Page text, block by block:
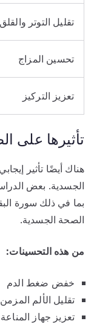
تقليل التوتر والقلق
تحسين المزاج
تعزيز التركيز
تأثيرها على
هناك أيضًا تأثير
الجسدية. بعض
بما في ذلك سورة
الصحة الجسدية.
من هذه التحسينات:
خفض ضغط الدم
تقليل الألم المزمن
تعزيز جهاز المناعة